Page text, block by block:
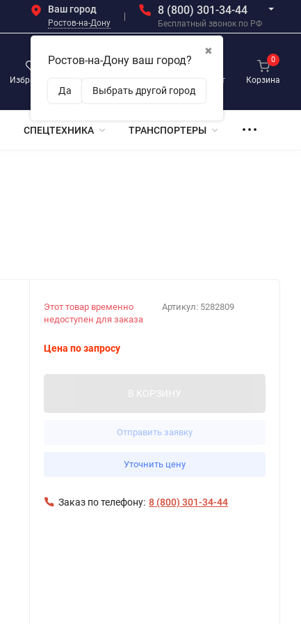
Ваш город
Ростов-на-Дону
✖
Ростов-на-Дону ваш город?
Да Выбрать другой город
8 (800) 301-34-44
Бесплатный звонок по РФ
Избранное
0
Личный кабинет Корзина
0
СПЕЦТЕХНИКА ТРАНСПОРТЕРЫ
Артикул: 5282809
Этот товар временно
недоступен для заказа
Цена по запросу
В КОРЗИНУ
Отправить заявку
Уточнить цену
Заказ по телефону: 8 (800) 301-34-44